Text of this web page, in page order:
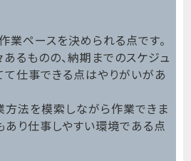
業ペースを決められる点です。
るものの、納期までのスケジュ
仕事できる点はやりがいがあ
方法を模索しながら作業できま
あり仕事しやすい環境である点